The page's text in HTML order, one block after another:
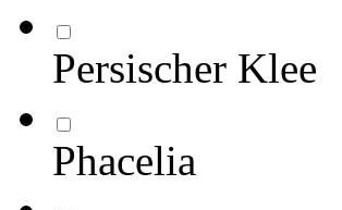
Persischer Klee
Phacelia